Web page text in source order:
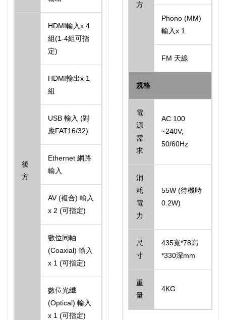
後
方
HDMI輸入x 4
組(1-4組可指
定)
HDMI輸出x 1
組
USB 輸入 (對
應FAT16/32)
Ethernet 網路
輸入
AV (複合) 輸入
x 2 (可指定)
數位同軸
(Coaxial) 輸入
x 1 (可指定)
數位光纖
(Optical) 輸入
x 1 (可指定)
方
Phono (MM)
輸入x 1
FM 天線
規格
電
源
需
求
AC 100
~240V,
50/60Hz
消
耗
電
力
55W (待機時
0.2W)
尺
寸
435寬*78高
*330深mm
重
量
4KG